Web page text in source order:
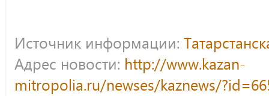
Источник информации:
Адрес новости: http://www.kazan-
mitropolia.ru/newses/kaznews/